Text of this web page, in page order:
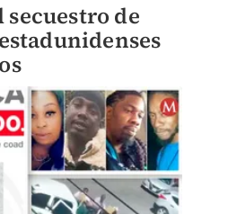
secuestro de